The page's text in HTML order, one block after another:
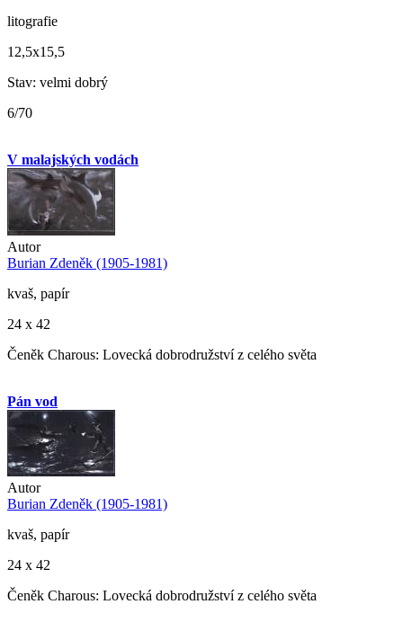
litografie
12,5x15,5
Stav: velmi dobrý
6/70
V malajských vodách
Autor
Burian Zdeněk (1905-1981)
kvaš, papír
24 x 42
Čeněk Charous: Lovecká dobrodružství z celého světa
Pán vod
Autor
Burian Zdeněk (1905-1981)
kvaš, papír
24 x 42
Čeněk Charous: Lovecká dobrodružství z celého světa